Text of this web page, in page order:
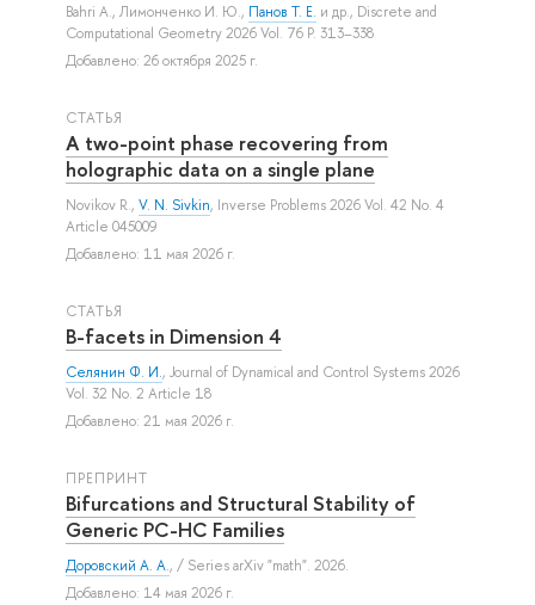
Bahri A., Лимонченко И. Ю., Панов Т. Е. и др., Discrete and
Computational Geometry 2026 Vol. 76 P. 313–338
Добавлено: 26 октября 2025 г.
СТАТЬЯ
A two-point phase recovering from
holographic data on a single plane
Novikov R., V. N. Sivkin, Inverse Problems 2026 Vol. 42 No. 4
Article 045009
Добавлено: 11 мая 2026 г.
СТАТЬЯ
B-facets in Dimension 4
Селянин Ф. И., Journal of Dynamical and Control Systems 2026
Vol. 32 No. 2 Article 18
Добавлено: 21 мая 2026 г.
ПРЕПРИНТ
Bifurcations and Structural Stability of
Generic PC-HC Families
Доровский А. А., / Series arXiv "math". 2026.
Добавлено: 14 мая 2026 г.